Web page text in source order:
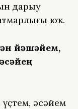
дарыу
юҡ.
йәшәйем,
әсәйем